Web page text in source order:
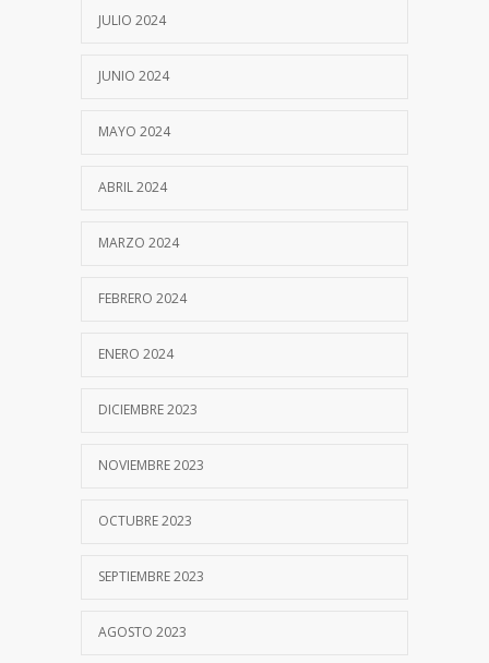
JULIO 2024
JUNIO 2024
MAYO 2024
ABRIL 2024
MARZO 2024
FEBRERO 2024
ENERO 2024
DICIEMBRE 2023
NOVIEMBRE 2023
OCTUBRE 2023
SEPTIEMBRE 2023
AGOSTO 2023